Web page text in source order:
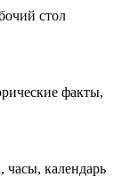
стол
факты,
часы, календарь